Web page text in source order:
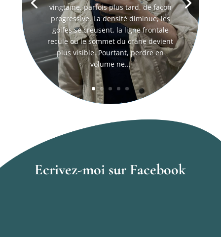
vingtaine, parfois plus tard, de façon
progressive. La densité diminue, les
golfes se creusent, la ligne frontale
recule ou le sommet du crâne devient
plus visible. Pourtant, perdre en
volume ne...
Ecrivez-moi sur Facebook